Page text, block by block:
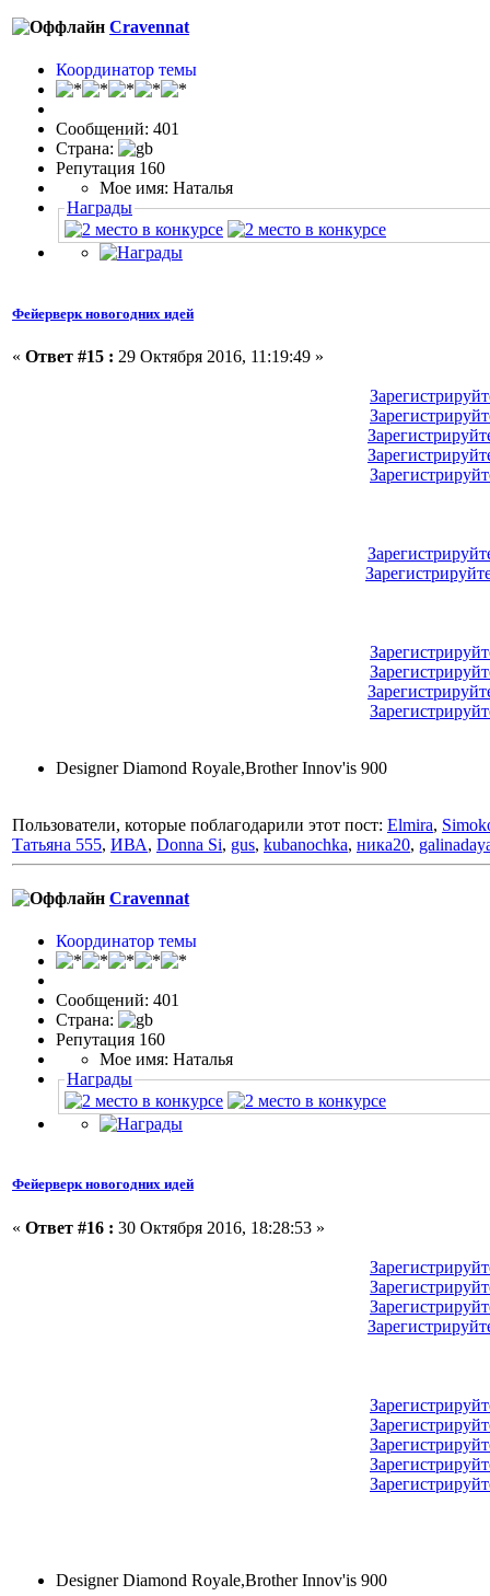
Cravennat
Координатор темы
Сообщений: 401
Страна:
Репутация 160
Мое имя: Наталья
Награды
Фейерверк новогодних идей
« Ответ #15 : 29 Октября 2016, 11:19:49 »
Designer Diamond Royale,Brother Innov'is 900
Пользователи, которые поблагодарили этот пост: Elmira,
Татьяна 555, ИВА, Donna Si, gus, kubanochka, ника20,
Cravennat
Координатор темы
Сообщений: 401
Страна:
Репутация 160
Мое имя: Наталья
Награды
Фейерверк новогодних идей
« Ответ #16 : 30 Октября 2016, 18:28:53 »
Designer Diamond Royale,Brother Innov'is 900